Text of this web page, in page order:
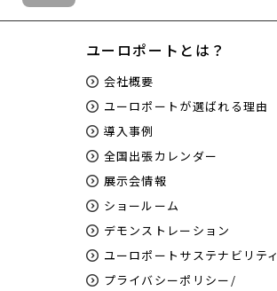
ユーロポートとは？
会社概要
ユーロポートが選ばれる理由
導入事例
全国出張カレンダー
展示会情報
ショールーム
デモンストレーション
ユーロポートサステナビリティ
プライバシーポリシー/